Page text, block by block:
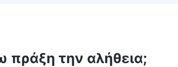
πράξη την αλήθεια;